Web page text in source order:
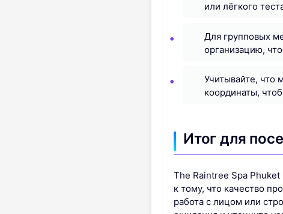
или лёгкого
Для групповых
организацию,
Учитывайте, что
координаты,
Итог для
The Raintree Spa Phuket
к тому, что качество
работа с лицом или